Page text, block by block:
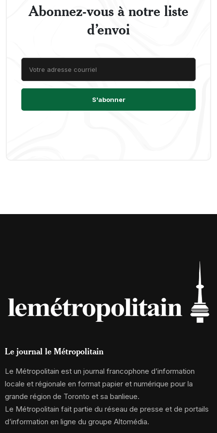
Abonnez-vous à notre liste
d’envoi
Le journal le Métropolitain
Le Métropolitain est un journal francophone d’information
locale et régionale en format papier et numérique pour la
grande région de Toronto et sa banlieue.
Le Métropolitain fait partie du réseau de presse et de portails
d’information en ligne du groupe Altomédia.